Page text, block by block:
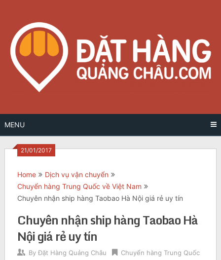
content
MENU
21/01/2017
Home
Dịch vụ vận chuyển
Chuyển hàng Trung Quốc về Việt Nam
Chuyên nhận ship hàng Taobao Hà Nội giá rẻ uy tín
Chuyên nhận ship hàng Taobao Hà
Nội giá rẻ uy tín
By Đặt Hàng Quảng Châu
Chuyển hàng Trung Quốc